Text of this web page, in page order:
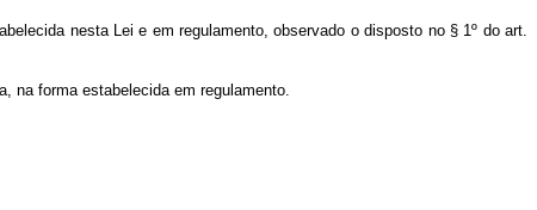
nesta Lei e em regulamento, observado o disposto no § 1º do art.
na forma estabelecida em regulamento.